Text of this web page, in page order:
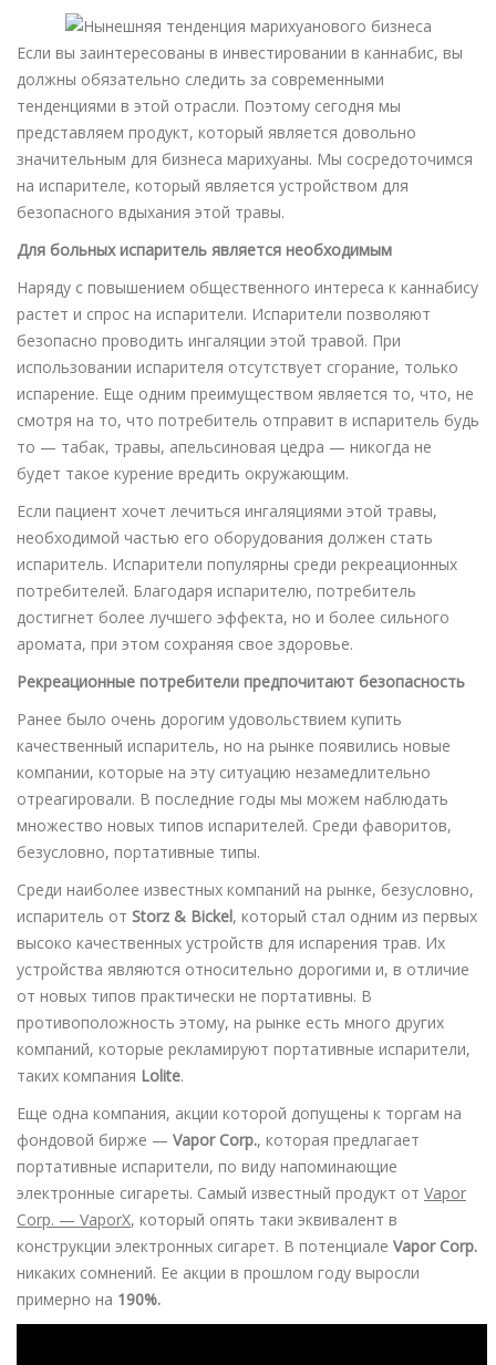
Если вы заинтересованы в инвестировании в каннабис, вы
должны обязательно следить за современными
тенденциями в этой отрасли. Поэтому сегодня мы
представляем продукт, который является довольно
значительным для бизнеса марихуаны. Мы сосредоточимся
на испарителе, который является устройством для
безопасного вдыхания этой травы.
Для больных испаритель является необходимым
Наряду с повышением общественного интереса к каннабису
растет и спрос на испарители. Испарители позволяют
безопасно проводить ингаляции этой травой. При
использовании испарителя отсутствует сгорание, только
испарение. Еще одним преимуществом является то, что, не
смотря на то, что потребитель отправит в испаритель будь
то — табак, травы, апельсиновая цедра — никогда не
будет такое курение вредить окружающим.
Если пациент хочет лечиться ингаляциями этой травы,
необходимой частью его оборудования должен стать
испаритель. Испарители популярны среди рекреационных
потребителей. Благодаря испарителю, потребитель
достигнет более лучшего эффекта, но и более сильного
аромата, при этом сохраняя свое здоровье.
Рекреационные потребители предпочитают безопасность
Ранее было очень дорогим удовольствием купить
качественный испаритель, но на рынке появились новые
компании, которые на эту ситуацию незамедлительно
отреагировали. В последние годы мы можем наблюдать
множество новых типов испарителей. Среди фаворитов,
безусловно, портативные типы.
Среди наиболее известных компаний на рынке, безусловно,
испаритель от Storz & Bickel, который стал одним из первых
высоко качественных устройств для испарения трав. Их
устройства являются относительно дорогими и, в отличие
от новых типов практически не портативны. В
противоположность этому, на рынке есть много других
компаний, которые рекламируют портативные испарители,
таких компания Lolite.
Еще одна компания, акции которой допущены к торгам на
фондовой бирже — Vapor Corp., которая предлагает
портативные испарители, по виду напоминающие
электронные сигареты. Самый известный продукт от Vapor
Corp. — VaporX, который опять таки эквивалент в
конструкции электронных сигарет. В потенциале Vapor Corp.
никаких сомнений. Ее акции в прошлом году выросли
примерно на 190%.